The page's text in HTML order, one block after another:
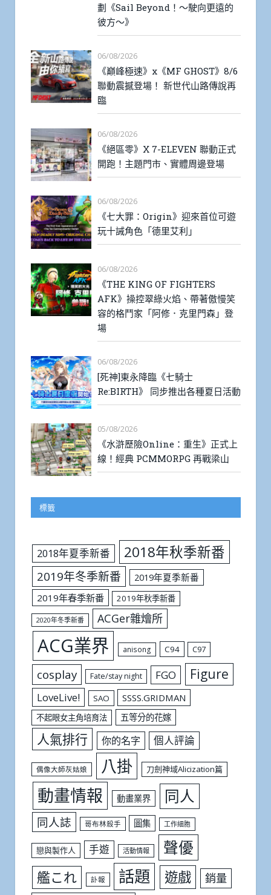
劃《Sail Beyond！～駛向更遠的
彼方～》
06/08/2026
《巔峰極速》x《MF GHOST》8/6
聯動震撼登場！ 新世代山路傳說再
臨
06/08/2026
《絕區零》X 7-ELEVEN 聯動正式
開跑！主題門市、實體周邊登場
06/08/2026
《七大罪：Origin》迎來首位可遊
玩十誡角色「德里艾利」
06/08/2026
《THE KING OF FIGHTERS
AFK》操控翠綠火焰、帶著傲慢笑
容的格鬥家「阿修．克里門森」登
場
06/08/2026
[死神]東永降臨《七騎士
Re:BIRTH》 同步推出各種夏日活動
05/08/2026
《水滸歷險Online：重生》正式上
線！經典 PCMMORPG 再戰梁山
標籤
2018年夏季新番 2018年秋季新番
2019年冬季新番
2019年夏季新番
2019年春季新番
2019年秋季新番
2020年冬季新番 ACGer雜燴所
ACG業界 anisong C94 C97
cosplay Fate/stay night FGO Figure
LoveLive! SAO SSSS.GRIDMAN
不起眼女主角培育法 五等分的花嫁
人氣排行 你的名字 個人評論
偶像大師灰姑娘 八掛 刀劍神域Alicization篇
動畫情報 動畫業界 同人
同人誌 哥布林殺手 圖集 工作細胞
戀與製作人 手遊 活動情報 聲優
艦これ 訃報 話題 遊戲 銷量